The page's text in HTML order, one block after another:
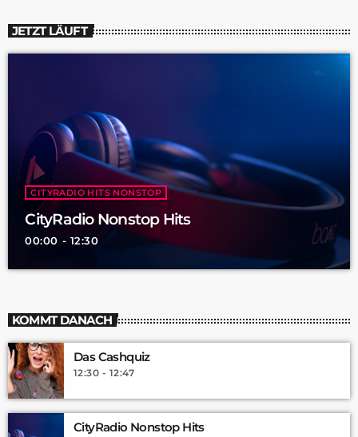
JETZT LÄUFT
CITYRADIO HITS NONSTOP
CityRadio Nonstop Hits
00:00 - 12:30
KOMMT DANACH
Das Cashquiz
12:30 - 12:47
CityRadio Nonstop Hits